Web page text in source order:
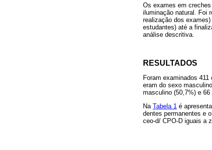
Os exames em
iluminação natural. Foi
realização dos
estudantes) até a
análise descritiva.
RESULTADOS
Foram examinados
eram do sexo
masculino (50,7%) e 66
Na Tabela 1 é
dentes permanentes e
ceo-d/ CPO-D iguais a